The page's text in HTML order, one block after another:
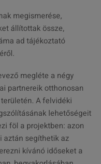
megismerése,
állítottak össze,
ad tájékoztató
megléte a négy
partnereik otthonosan
A felvidéki
lehetőségeit
föl a projektben: azon
aztán segíthetik az
kívánó időseket a